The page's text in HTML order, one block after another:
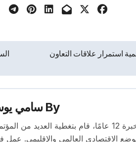
استمرار علاقات التعاون
By سامي
محرر اقتصادي بخبرة 12 عامًا، قام بتغطية
الاقتصادي العالمي والإقليمي.